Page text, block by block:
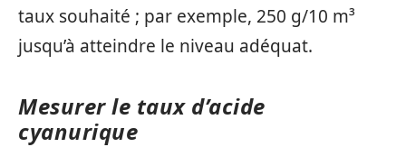
taux souhaité ; par exemple, 250 g/10 m³
jusqu’à atteindre le niveau adéquat.
Mesurer le taux d’acide
cyanurique